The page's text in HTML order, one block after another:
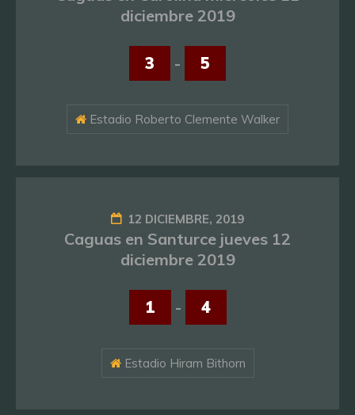
diciembre 2019
3 - 5
Estadio Roberto Clemente Walker
12 DICIEMBRE, 2019
Caguas en Santurce jueves 12
diciembre 2019
1 - 4
Estadio Hiram Bithorn